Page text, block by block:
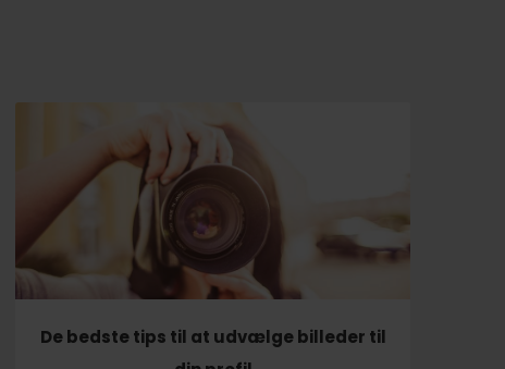
De bedste tips til at udvælge billeder til